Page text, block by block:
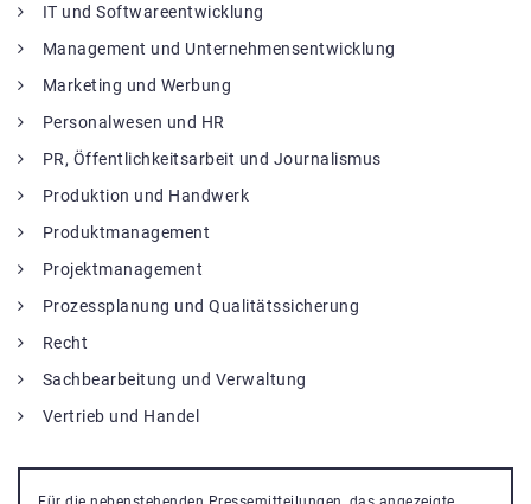
IT und Softwareentwicklung
Management und Unternehmensentwicklung
Marketing und Werbung
Personalwesen und HR
PR, Öffentlichkeitsarbeit und Journalismus
Produktion und Handwerk
Produktmanagement
Projektmanagement
Prozessplanung und Qualitätssicherung
Recht
Sachbearbeitung und Verwaltung
Vertrieb und Handel